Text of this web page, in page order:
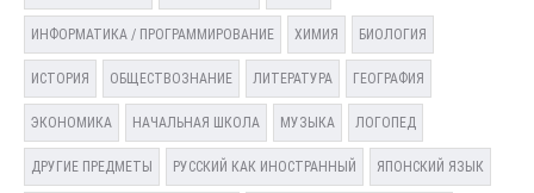
ИНФОРМАТИКА / ПРОГРАММИРОВАНИЕ ХИМИЯ БИОЛОГИЯ
ИСТОРИЯ ОБЩЕСТВОЗНАНИЕ ЛИТЕРАТУРА ГЕОГРАФИЯ
ЭКОНОМИКА НАЧАЛЬНАЯ ШКОЛА МУЗЫКА ЛОГОПЕД
ДРУГИЕ ПРЕДМЕТЫ РУССКИЙ КАК ИНОСТРАННЫЙ ЯПОНСКИЙ ЯЗЫК